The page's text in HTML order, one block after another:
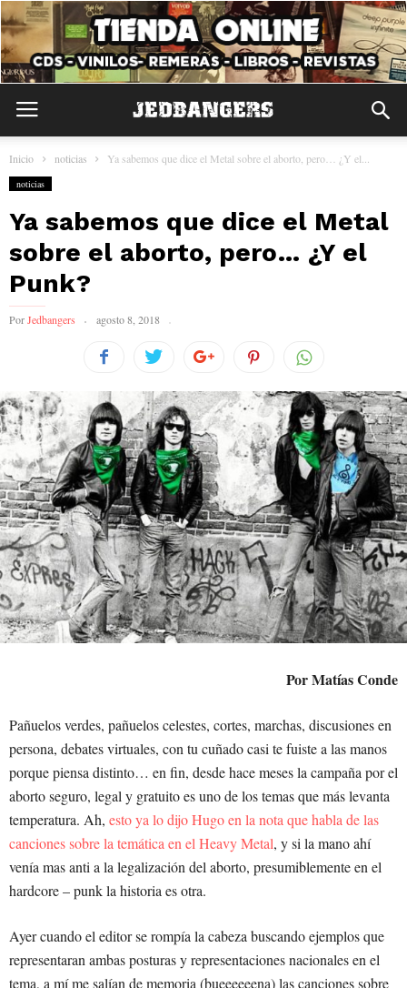
Inicio noticias Ya sabemos que dice el Metal sobre el aborto, pero… ¿Y el...
noticias
Ya sabemos que dice el Metal
sobre el aborto, pero… ¿Y el
Punk?
PorJedbangers agosto 8, 2018
Por Matías Conde
Pañuelos verdes, pañuelos celestes, cortes, marchas, discusiones en
persona, debates virtuales, con tu cuñado casi te fuiste a las manos
porque piensa distinto… en fin, desde hace meses la campaña por el
aborto seguro, legal y gratuito es uno de los temas que más levanta
temperatura. Ah, esto ya lo dijo Hugo en la nota que habla de las
canciones sobre la temática en el Heavy Metal, y si la mano ahí
venía mas anti a la legalización del aborto, presumiblemente en el
hardcore – punk la historia es otra.
Ayer cuando el editor se rompía la cabeza buscando ejemplos que
representaran ambas posturas y representaciones nacionales en el
tema, a mí me salían de memoria (bueeeeeena) las canciones sobre